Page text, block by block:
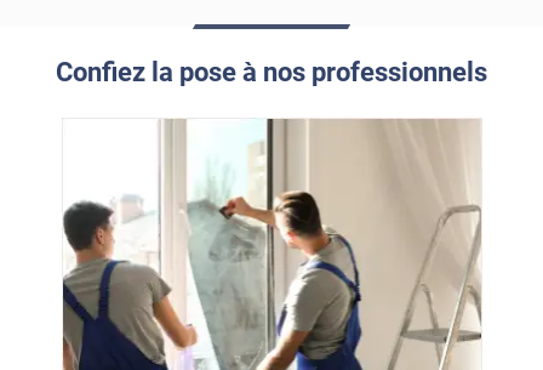
Confiez la pose à nos professionnels